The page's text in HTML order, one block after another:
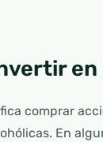
comprar
En